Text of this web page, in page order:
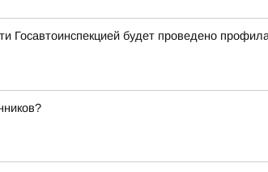
Госавтоинспекцией будет проведено